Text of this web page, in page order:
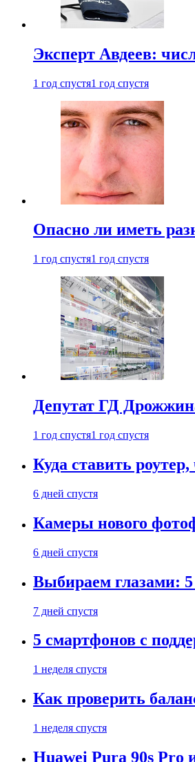
Эксперт Авдеев:
1 год спустя1 год спустя
Опасно ли иметь
1 год спустя1 год спустя
Депутат ГД
1 год спустя1 год спустя
Куда ставить
6 дней спустя
Камеры нового
6 дней спустя
Выбираем глазами:
7 дней спустя
5 смартфонов с
1 неделя спустя
Как проверить
1 неделя спустя
Huawei Pura 90s Pro